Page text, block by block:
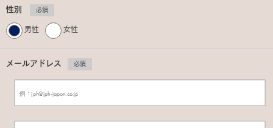
性別 必須
男性 女性
メールアドレス 必須